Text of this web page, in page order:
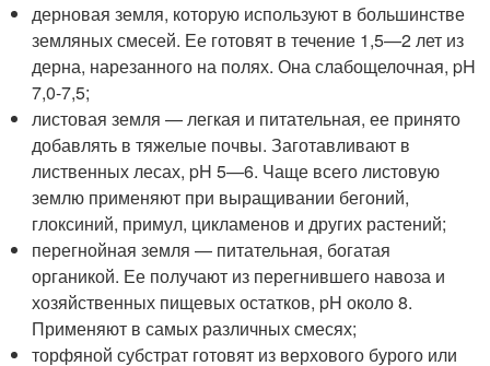
дерновая земля, которую используют в большинстве
земляных смесей. Ее готовят в течение 1,5—2 лет из
дерна, нарезанного на полях. Она слабощелочная, pH
7,0-7,5;
листовая земля — легкая и питательная, ее принято
добавлять в тяжелые почвы. Заготавливают в
лиственных лесах, pH 5—6. Чаще всего листовую
землю применяют при выращивании бегоний,
глоксиний, примул, цикламенов и других растений;
перегнойная земля — питательная, богатая
органикой. Ее получают из перегнившего навоза и
хозяйственных пищевых остатков, pH около 8.
Применяют в самых различных смесях;
торфяной субстрат готовят из верхового бурого или